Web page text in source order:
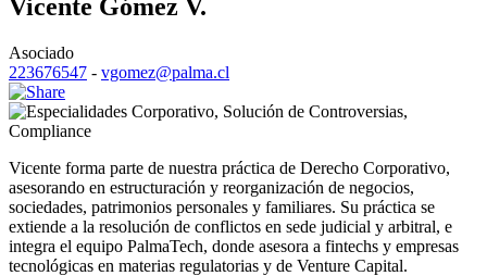
Vicente Gómez V.
Asociado
223676547 - vgomez@palma.cl
Corporativo, Solución de Controversias,
Compliance
Vicente forma parte de nuestra práctica de Derecho Corporativo,
asesorando en estructuración y reorganización de negocios,
sociedades, patrimonios personales y familiares. Su práctica se
extiende a la resolución de conflictos en sede judicial y arbitral, e
integra el equipo PalmaTech, donde asesora a fintechs y empresas
tecnológicas en materias regulatorias y de Venture Capital.